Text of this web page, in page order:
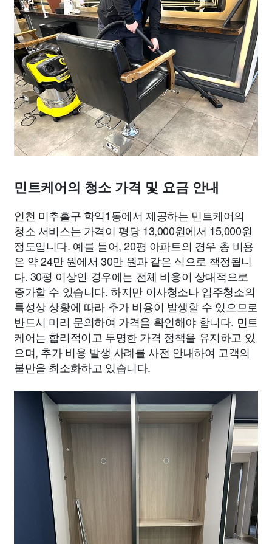
민트케어의 청소 가격 및 요금 안내
인천 미추홀구 학익1동에서 제공하는 민트케어의
청소 서비스는 가격이 평당 13,000원에서 15,000원
정도입니다. 예를 들어, 20평 아파트의 경우 총 비용
은 약 24만 원에서 30만 원과 같은 식으로 책정됩니
다. 30평 이상인 경우에는 전체 비용이 상대적으로
증가할 수 있습니다. 하지만 이사청소나 입주청소의
특성상 상황에 따라 추가 비용이 발생할 수 있으므로
반드시 미리 문의하여 가격을 확인해야 합니다. 민트
케어는 합리적이고 투명한 가격 정책을 유지하고 있
으며, 추가 비용 발생 사례를 사전 안내하여 고객의
불만을 최소화하고 있습니다.